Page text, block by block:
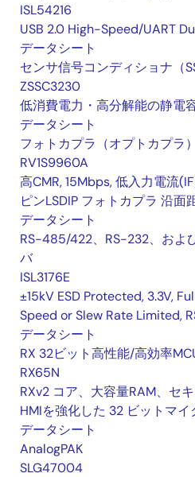
ISL54216
USB 2.0 High-Speed/UART
データシート
センサ信号コンディショナ（
ZSSC3230
低消費電力・高分解能の静電
データシート
フォトカプラ（オプトカプラ）
RV1S9960A
高CMR, 15Mbps, 低入力電流
ピンLSDIP フォトカプラ 沿面
データシート
RS-485/422、RS-232、およ
バ
ISL3176E
±15kV ESD Protected, 3.3V,
Speed or Slew Rate Limited,
データシート
RX 32ビット高性能/高効率
RX65N
RXv2 コア、大容量RAM、セ
HMIを強化した 32 ビットマ
データシート
AnalogPAK
SLG47004